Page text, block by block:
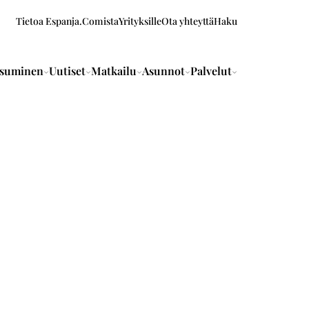
Tietoa Espanja.ComistaYrityksilleOta yhteyttäHaku
Uutiset Matkailu Asunnot Palvelut